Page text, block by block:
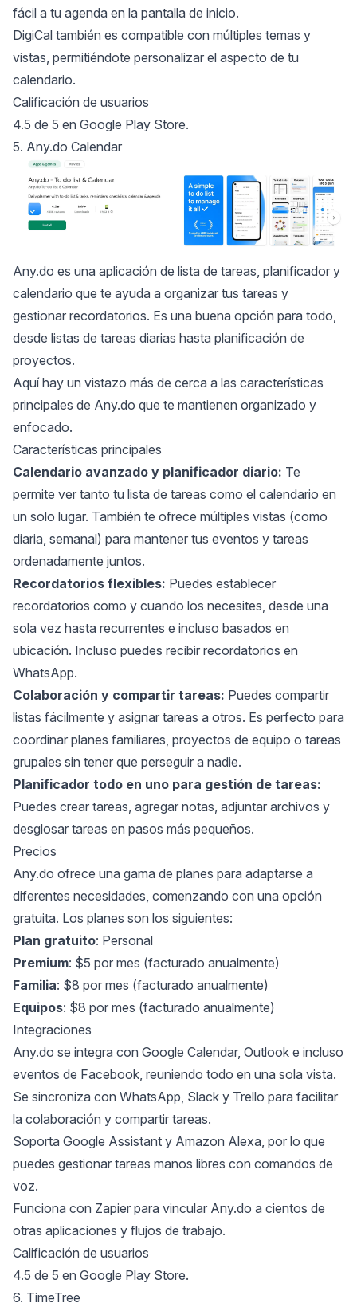
fácil a tu agenda en la pantalla de inicio.
DigiCal también es compatible con múltiples temas y
vistas, permitiéndote personalizar el aspecto de tu
calendario.
Calificación de usuarios
4.5 de 5 en Google Play Store.
5. Any.do Calendar
Any.do es una aplicación de lista de tareas, planificador y
calendario que te ayuda a organizar tus tareas y
gestionar recordatorios. Es una buena opción para todo,
desde listas de tareas diarias hasta planificación de
proyectos.
Aquí hay un vistazo más de cerca a las características
principales de Any.do que te mantienen organizado y
enfocado.
Características principales
Calendario avanzado y planificador diario: Te
permite ver tanto tu lista de tareas como el calendario en
un solo lugar. También te ofrece múltiples vistas (como
diaria, semanal) para mantener tus eventos y tareas
ordenadamente juntos.
Recordatorios flexibles: Puedes establecer
recordatorios como y cuando los necesites, desde una
sola vez hasta recurrentes e incluso basados en
ubicación. Incluso puedes recibir recordatorios en
WhatsApp.
Colaboración y compartir tareas: Puedes compartir
listas fácilmente y asignar tareas a otros. Es perfecto para
coordinar planes familiares, proyectos de equipo o tareas
grupales sin tener que perseguir a nadie.
Planificador todo en uno para gestión de tareas:
Puedes crear tareas, agregar notas, adjuntar archivos y
desglosar tareas en pasos más pequeños.
Precios
Any.do ofrece una gama de planes para adaptarse a
diferentes necesidades, comenzando con una opción
gratuita. Los planes son los siguientes:
Plan gratuito: Personal
Premium: $5 por mes (facturado anualmente)
Familia: $8 por mes (facturado anualmente)
Equipos: $8 por mes (facturado anualmente)
Integraciones
Any.do se integra con Google Calendar, Outlook e incluso
eventos de Facebook, reuniendo todo en una sola vista.
Se sincroniza con WhatsApp, Slack y Trello para facilitar
la colaboración y compartir tareas.
Soporta Google Assistant y Amazon Alexa, por lo que
puedes gestionar tareas manos libres con comandos de
voz.
Funciona con Zapier para vincular Any.do a cientos de
otras aplicaciones y flujos de trabajo.
Calificación de usuarios
4.5 de 5 en Google Play Store.
6. TimeTree